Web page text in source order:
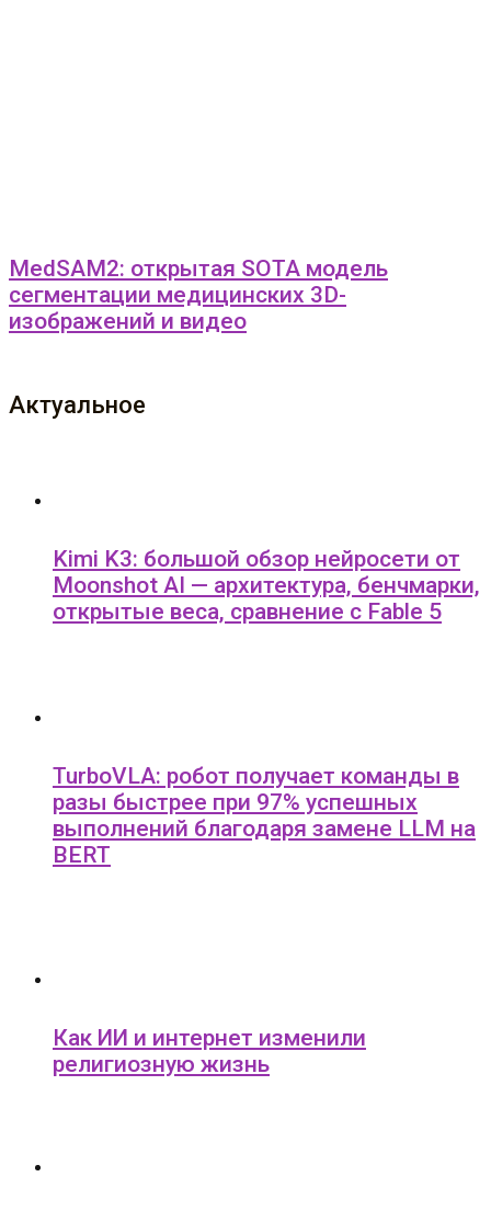
MedSAM2: открытая SOTA модель
сегментации медицинских 3D-
изображений и видео
Актуальное
Kimi K3: большой обзор нейросети от
Moonshot AI — архитектура, бенчмарки,
открытые веса, сравнение с Fable 5
TurboVLA: робот получает команды в
разы быстрее при 97% успешных
выполнений благодаря замене LLM на
BERT
Как ИИ и интернет изменили
религиозную жизнь